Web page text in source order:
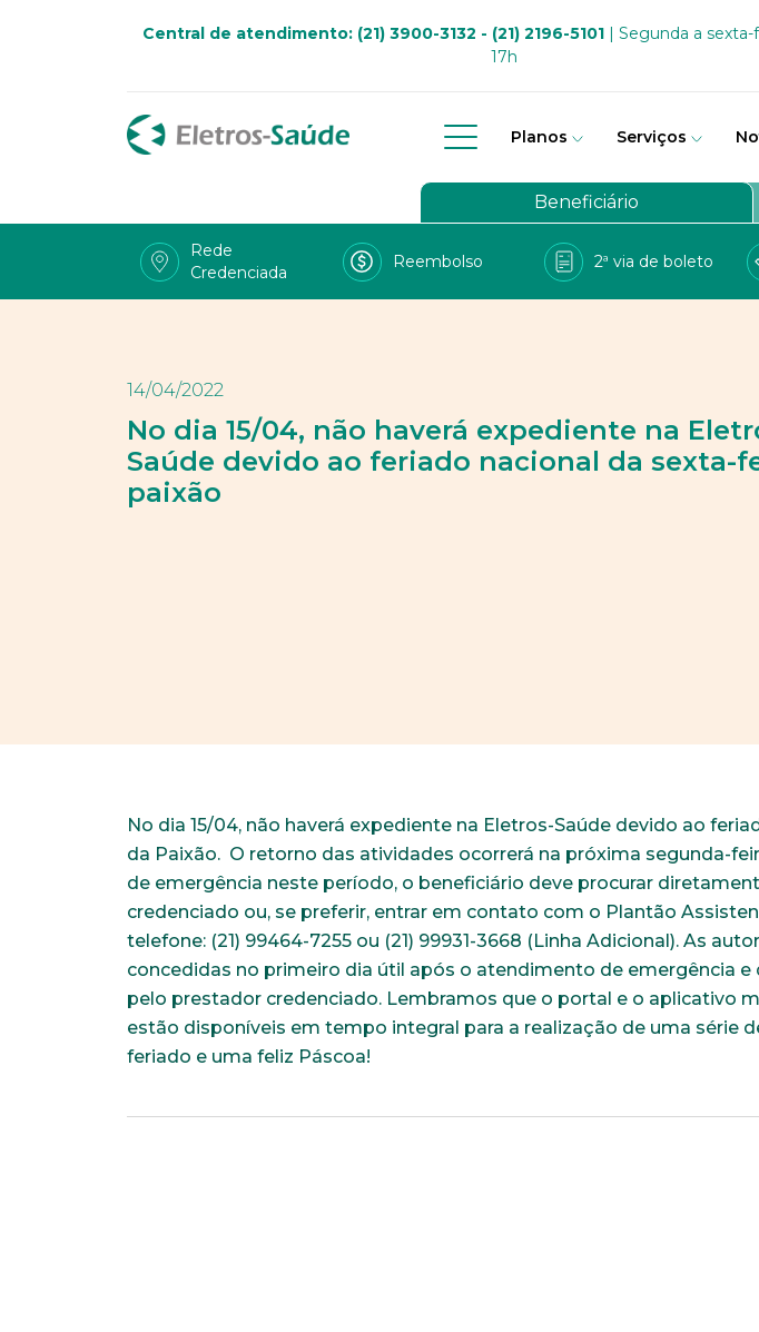
Central de atendimento: (21) 3900-3132 - (21) 2196-5101| Segunda a sexta-
17h
Planos Serviços
Quem somos
Governança
Viva Bem
Uso sustentável dos planos
Beneficiário
Rede
Credenciada
Reembolso 2ª via de boleto
14/04/2022
No dia 15/04, não haverá expediente na
Saúde devido ao feriado nacional da sexta-
paixão
No dia 15/04, não haverá expediente na Eletros-Saúde devido ao
da Paixão. O retorno das atividades ocorrerá na próxima segunda-
de emergência neste período, o beneficiário deve procurar
credenciado ou, se preferir, entrar em contato com o Plantão
telefone: (21) 99464-7255 ou (21) 99931-3668 (Linha Adicional). As
concedidas no primeiro dia útil após o atendimento de emergência e
pelo prestador credenciado. Lembramos que o portal e o aplicativo
estão disponíveis em tempo integral para a realização de uma série
feriado e uma feliz Páscoa!